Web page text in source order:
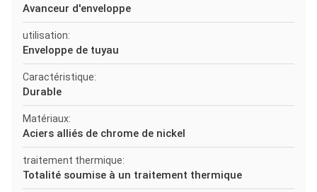
Avanceur d'enveloppe
utilisation:
Enveloppe de tuyau
Caractéristique:
Durable
Matériaux:
Aciers alliés de chrome de nickel
traitement thermique:
Totalité soumise à un traitement thermique